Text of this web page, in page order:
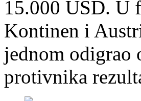
15.000 USD. U
Kontinen i
jednom odigrao
protivnika